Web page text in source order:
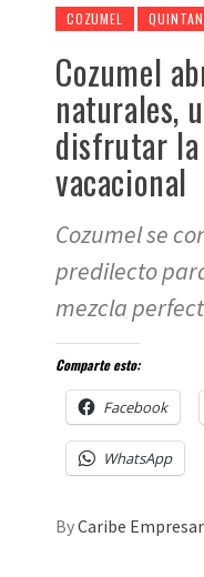
COZUMEL
Cozumel
naturales,
disfrutar
vacacional
Cozumel se
predilecto
mezcla
Comparte esto:
Facebook
WhatsApp
ByCaribe